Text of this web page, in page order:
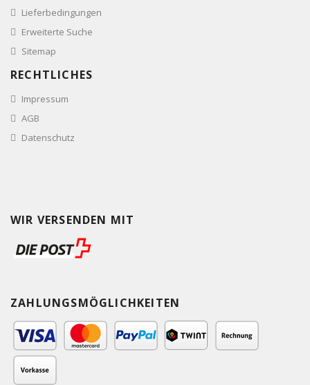
Lieferbedingungen
Erweiterte Suche
Sitemap
RECHTLICHES
Impressum
AGB
Datenschutz
WIR VERSENDEN MIT
ZAHLUNGSMÖGLICHKEITEN